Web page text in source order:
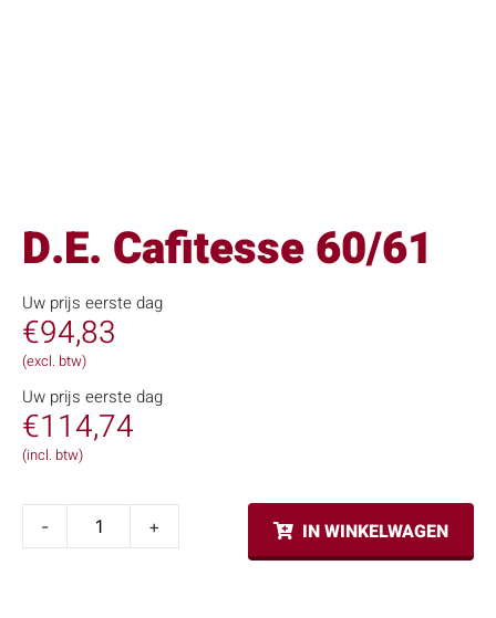
D.E. Cafitesse 60/61
Uw prijs eerste dag
€94,83
(excl. btw)
Uw prijs eerste dag
€114,74
(incl. btw)
- + IN WINKELWAGEN